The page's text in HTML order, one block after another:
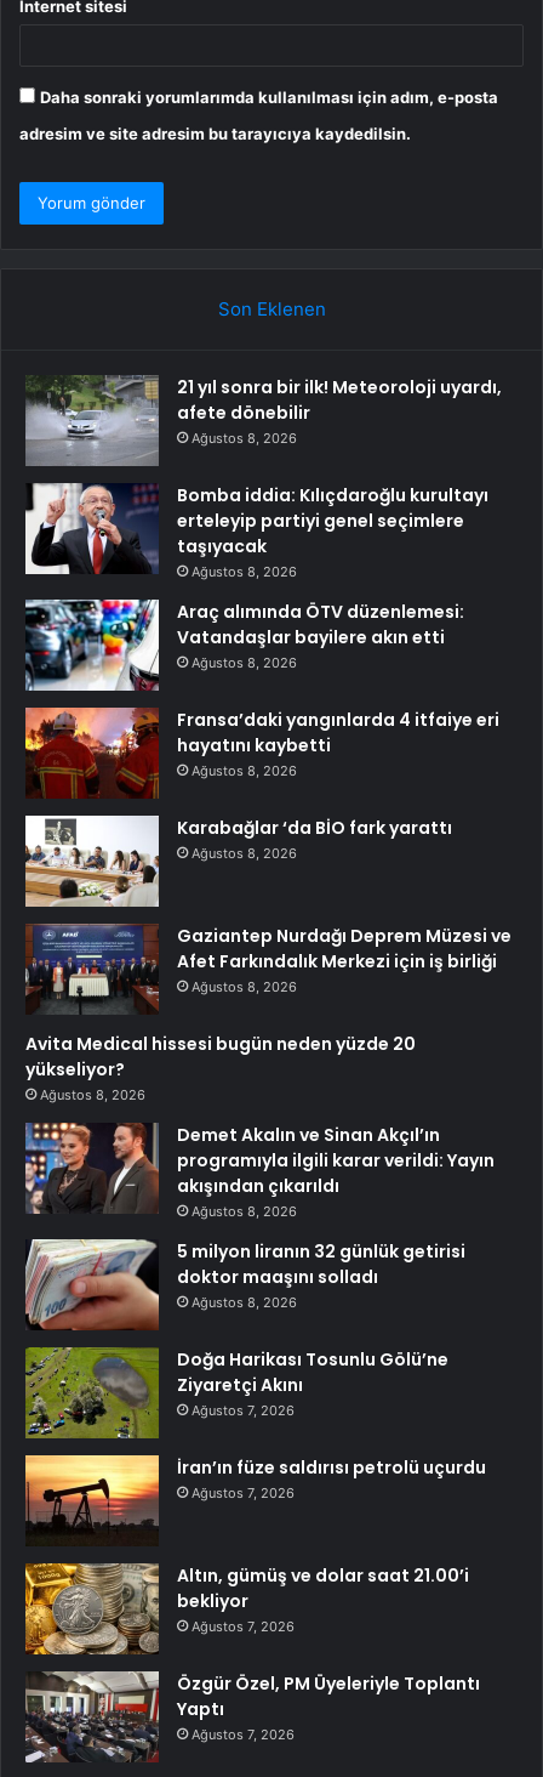
İnternet sitesi
Daha sonraki yorumlarımda kullanılması için adım, e-posta
adresim ve site adresim bu tarayıcıya kaydedilsin.
Son Eklenen
21 yıl sonra bir ilk! Meteoroloji uyardı,
afete dönebilir
Ağustos 8, 2026
Bomba iddia: Kılıçdaroğlu kurultayı
erteleyip partiyi genel seçimlere
taşıyacak
Ağustos 8, 2026
Araç alımında ÖTV düzenlemesi:
Vatandaşlar bayilere akın etti
Ağustos 8, 2026
Fransa’daki yangınlarda 4 itfaiye eri
hayatını kaybetti
Ağustos 8, 2026
Karabağlar ‘da BİO fark yarattı
Ağustos 8, 2026
Gaziantep Nurdağı Deprem Müzesi ve
Afet Farkındalık Merkezi için iş birliği
Ağustos 8, 2026
Avita Medical hissesi bugün neden yüzde 20
yükseliyor?
Ağustos 8, 2026
Demet Akalın ve Sinan Akçıl’ın
programıyla ilgili karar verildi: Yayın
akışından çıkarıldı
Ağustos 8, 2026
5 milyon liranın 32 günlük getirisi
doktor maaşını solladı
Ağustos 8, 2026
Doğa Harikası Tosunlu Gölü’ne
Ziyaretçi Akını
Ağustos 7, 2026
İran’ın füze saldırısı petrolü uçurdu
Ağustos 7, 2026
Altın, gümüş ve dolar saat 21.00’i
bekliyor
Ağustos 7, 2026
Özgür Özel, PM Üyeleriyle Toplantı
Yaptı
Ağustos 7, 2026